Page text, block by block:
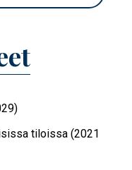
tiloissa (2021